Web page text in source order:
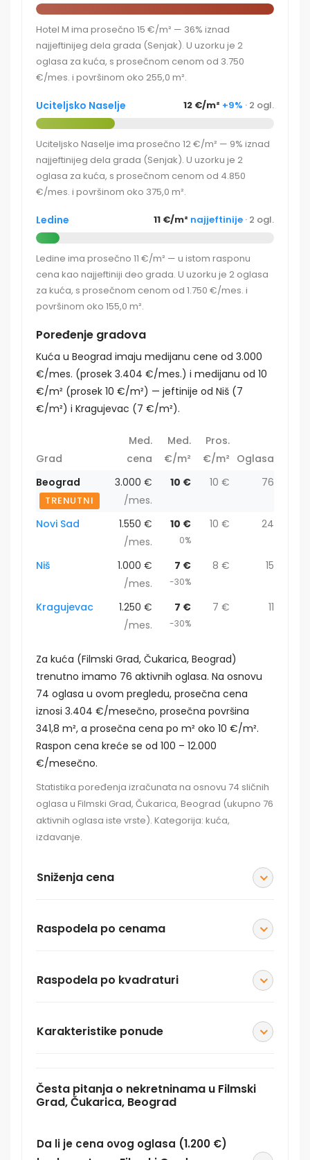
Hotel M ima prosečno 15 €/m² — 36% iznad
najjeftinijeg dela grada (Senjak). U uzorku je 2
oglasa za kuća, s prosečnom cenom od 3.750
€/mes. i površinom oko 255,0 m².
Uciteljsko Naselje 12 €/m² +9% · 2 ogl.
Uciteljsko Naselje ima prosečno 12 €/m² — 9% iznad
najjeftinijeg dela grada (Senjak). U uzorku je 2
oglasa za kuća, s prosečnom cenom od 4.850
€/mes. i površinom oko 375,0 m².
Ledine 11 €/m² najjeftinije · 2 ogl.
Ledine ima prosečno 11 €/m² — u istom rasponu
cena kao najjeftiniji deo grada. U uzorku je 2 oglasa
za kuća, s prosečnom cenom od 1.750 €/mes. i
površinom oko 155,0 m².
Poređenje gradova
Kuća u Beograd imaju medijanu cene od 3.000
€/mes. (prosek 3.404 €/mes.) i medijanu od 10
€/m² (prosek 10 €/m²) — jeftinije od Niš (7
€/m²) i Kragujevac (7 €/m²).
Grad
Med.
cena
Med.
€/m²
Pros.
€/m² Oglasa
Beograd
TRENUTNI
3.000 €
/mes.
10 € 10 € 76
Novi Sad
1.550 €
/mes.
10 €
0%
10 € 24
Niš
1.000 €
/mes.
7 €
-30%
8 € 15
Kragujevac
1.250 €
/mes.
7 €
-30%
7 € 11
Za kuća (Filmski Grad, Čukarica, Beograd)
trenutno imamo 76 aktivnih oglasa. Na osnovu
74 oglasa u ovom pregledu, prosečna cena
iznosi 3.404 €/mesečno, prosečna površina
341,8 m², a prosečna cena po m² oko 10 €/m².
Raspon cena kreće se od 100 – 12.000
€/mesečno.
Statistika poređenja izračunata na osnovu 74 sličnih
oglasa u Filmski Grad, Čukarica, Beograd (ukupno 76
aktivnih oglasa iste vrste). Kategorija: kuća,
izdavanje.
Sniženja cena
Raspodela po cenama
Raspodela po kvadraturi
Karakteristike ponude
Česta pitanja o nekretninama u Filmski
Grad, Čukarica, Beograd
Da li je cena ovog oglasa (1.200 €)